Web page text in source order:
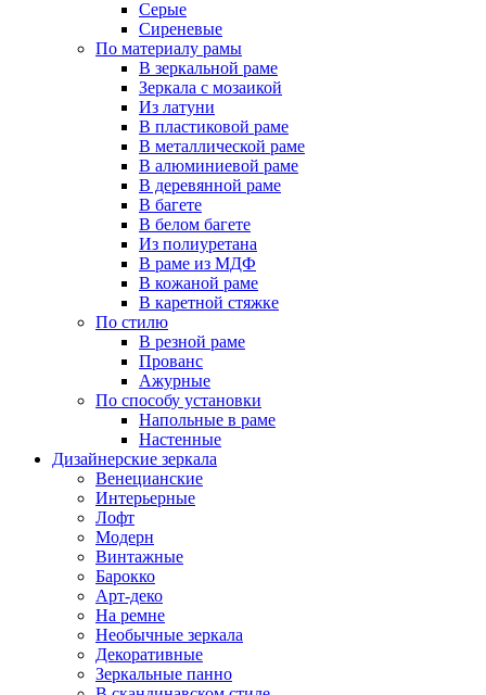
Серые
Сиреневые
По материалу рамы
В зеркальной раме
Зеркала с мозаикой
Из латуни
В пластиковой раме
В металлической раме
В алюминиевой раме
В деревянной раме
В багете
В белом багете
Из полиуретана
В раме из МДФ
В кожаной раме
В каретной стяжке
По стилю
В резной раме
Прованс
Ажурные
По способу установки
Напольные в раме
Настенные
Дизайнерские зеркала
Венецианские
Интерьерные
Лофт
Модерн
Винтажные
Барокко
Арт-деко
На ремне
Необычные зеркала
Декоративные
Зеркальные панно